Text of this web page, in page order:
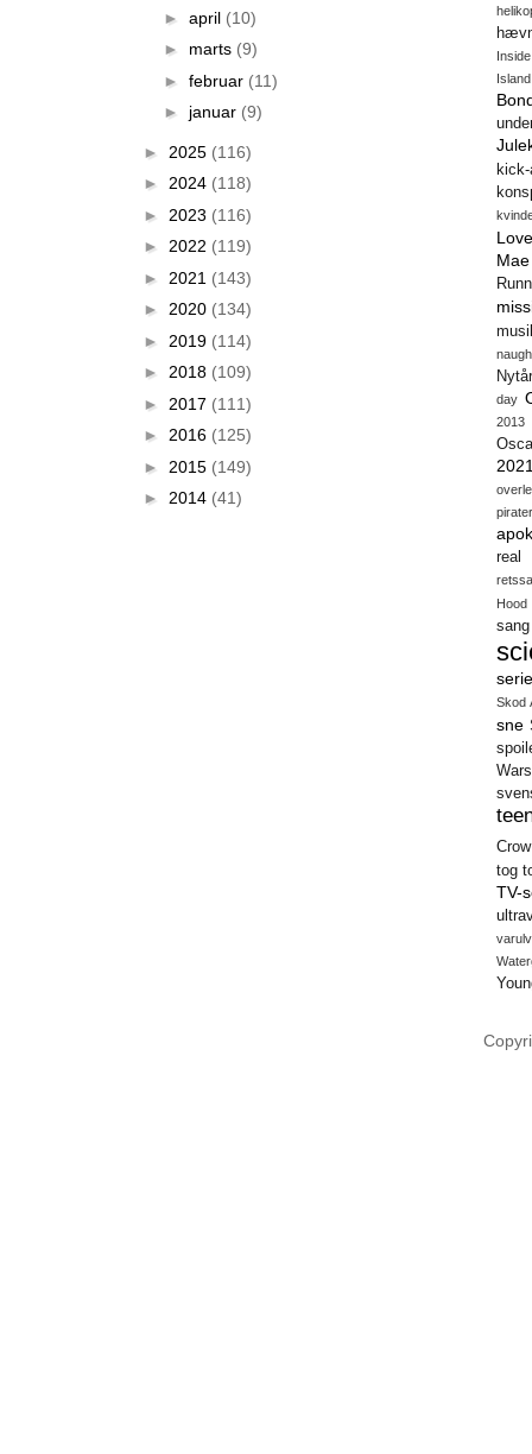
► april (10)
► marts (9)
► februar (11)
► januar (9)
► 2025 (116)
► 2024 (118)
► 2023 (116)
► 2022 (119)
► 2021 (143)
► 2020 (134)
► 2019 (114)
► 2018 (109)
► 2017 (111)
► 2016 (125)
► 2015 (149)
► 2014 (41)
Island
Nytår
day
2013
pirater
real
Hood
Skod
sne
Wars
Crow
tog
TV-
varulv